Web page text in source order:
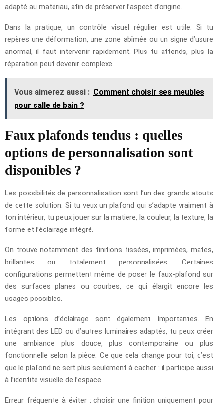
adapté au matériau, afin de préserver l’aspect d’origine.
Dans la pratique, un contrôle visuel régulier est utile. Si tu
repères une déformation, une zone abîmée ou un signe d’usure
anormal, il faut intervenir rapidement. Plus tu attends, plus la
réparation peut devenir complexe.
Vous aimerez aussi : Comment choisir ses meubles
pour salle de bain ?
Faux plafonds tendus : quelles
options de personnalisation sont
disponibles ?
Les possibilités de personnalisation sont l’un des grands atouts
de cette solution. Si tu veux un plafond qui s’adapte vraiment à
ton intérieur, tu peux jouer sur la matière, la couleur, la texture, la
forme et l’éclairage intégré.
On trouve notamment des finitions tissées, imprimées, mates,
brillantes ou totalement personnalisées. Certaines
configurations permettent même de poser le faux-plafond sur
des surfaces planes ou courbes, ce qui élargit encore les
usages possibles.
Les options d’éclairage sont également importantes. En
intégrant des LED ou d’autres luminaires adaptés, tu peux créer
une ambiance plus douce, plus contemporaine ou plus
fonctionnelle selon la pièce. Ce que cela change pour toi, c’est
que le plafond ne sert plus seulement à cacher : il participe aussi
à l’identité visuelle de l’espace.
Erreur fréquente à éviter : choisir une finition uniquement pour